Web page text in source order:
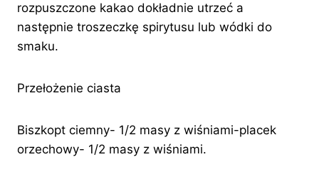
rozpuszczone kakao dokładnie utrzeć a
następnie troszeczkę spirytusu lub wódki do
smaku.
Przełożenie ciasta
Biszkopt ciemny- 1/2 masy z wiśniami-placek
orzechowy- 1/2 masy z wiśniami.